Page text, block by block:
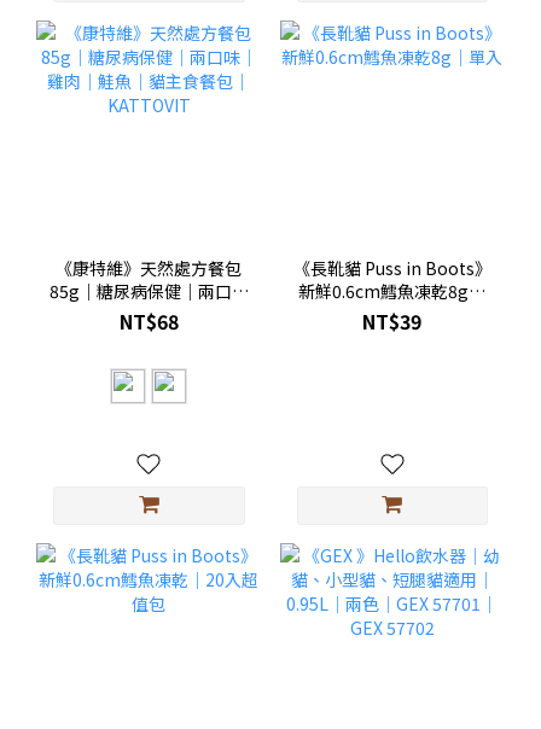
《康特維》天然處方餐包
85g｜糖尿病保健｜兩口味
｜雞肉｜鮭魚｜貓主食餐
包｜KATTOVIT
NT$68
《長靴貓 Puss in Boots》
新鮮0.6cm鱈魚凍乾8g｜
單入
NT$39